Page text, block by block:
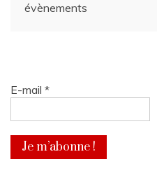
de
évènements
E-mail *